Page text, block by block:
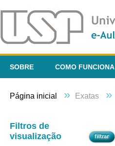
SOBRE COMO FUNCIONA
Página inicial » Exatas »
Filtros de
visualização